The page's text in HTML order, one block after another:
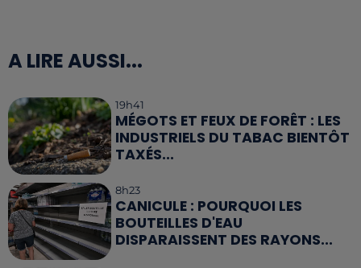
A LIRE AUSSI...
19h41
MÉGOTS ET FEUX DE FORÊT : LES
INDUSTRIELS DU TABAC BIENTÔT
TAXÉS...
8h23
CANICULE : POURQUOI LES
BOUTEILLES D'EAU
DISPARAISSENT DES RAYONS...